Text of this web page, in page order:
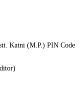
Katni (M.P.) PIN Code